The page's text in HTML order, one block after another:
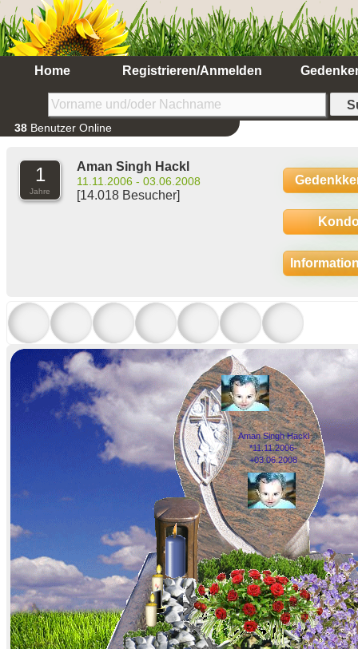
Home Registrieren/Anmelden
38 Benutzer Online
1
Jahre
Aman Singh Hackl
11.11.2006 - 03.06.2008
[14.018 Besucher]
Aman Singh Hackl
*11.11.2006-
+03.06.2008